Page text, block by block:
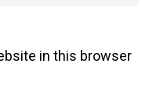
in this browser